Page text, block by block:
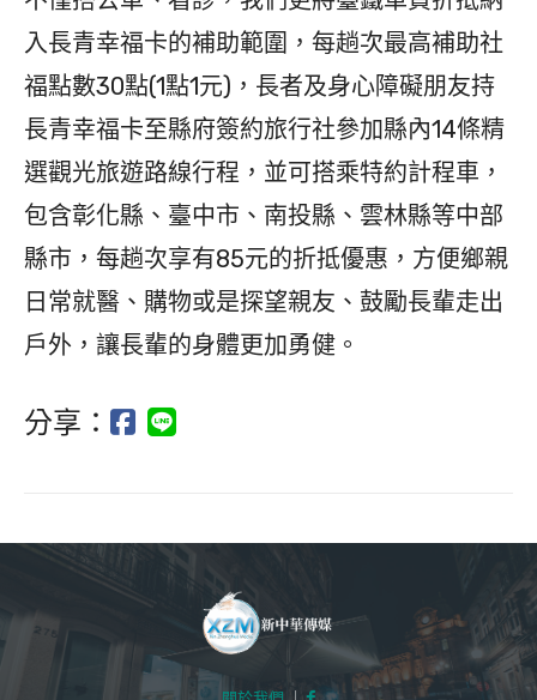
入長青幸福卡的補助範圍，每趟次最高補助社
福點數30點(1點1元)，長者及身心障礙朋友持
長青幸福卡至縣府簽約旅行社參加縣內14條精
選觀光旅遊路線行程，並可搭乘特約計程車，
包含彰化縣、臺中市、南投縣、雲林縣等中部
縣市，每趟次享有85元的折抵優惠，方便鄉親
日常就醫、購物或是探望親友、鼓勵長輩走出
戶外，讓長輩的身體更加勇健。
分享：